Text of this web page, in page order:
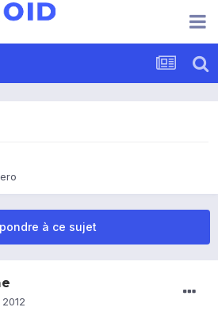
à ce sujet